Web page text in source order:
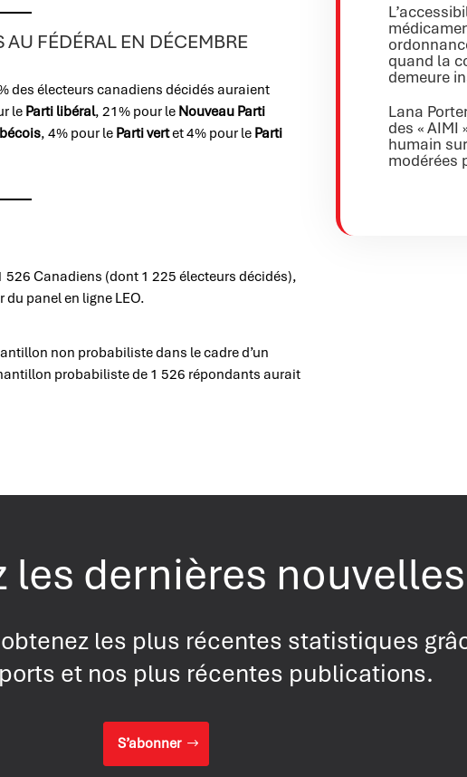
FÉDÉRAL EN DÉCEMBRE
des électeurs canadiens décidés auraient
le Parti libéral, 21% pour le Nouveau Parti
, 4% pour le Parti vertet 4% pour le Parti
526 Canadiens (dont 1 225 électeurs décidés),
panel en ligne LEO.
non probabiliste dans le cadre d’un
probabiliste de 1 526 répondants aurait
quand la
demeure
Lana
des « AIMI
humain
modérées
les dernières nouvelles
les plus récentes statistiques
et nos plus récentes publications.
S’abonner